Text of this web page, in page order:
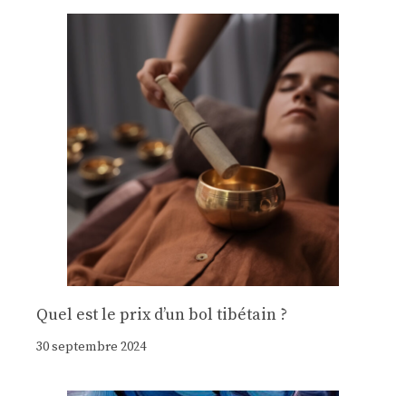
Quel est le prix d’un bol tibétain ?
30 septembre 2024